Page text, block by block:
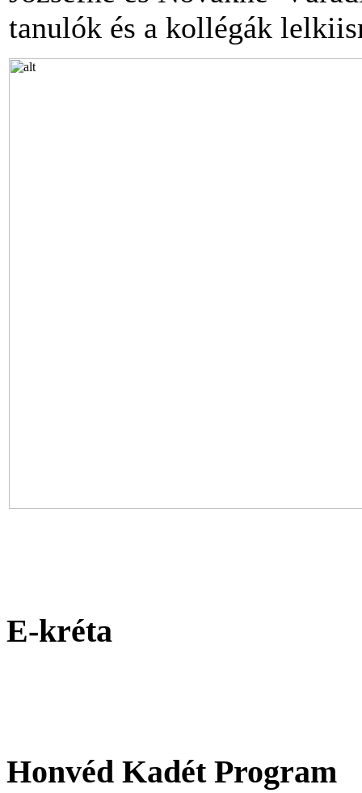
tanulók és a kollégák
E-kréta
Honvéd Kadét Program